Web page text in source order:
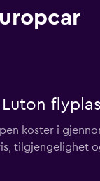
koster i
tilgjengelighet